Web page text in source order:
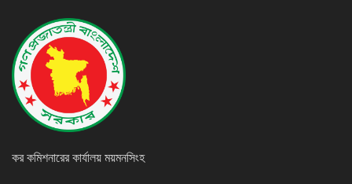
কর কমিশনারের কার্যালয় ময়মনসিংহ